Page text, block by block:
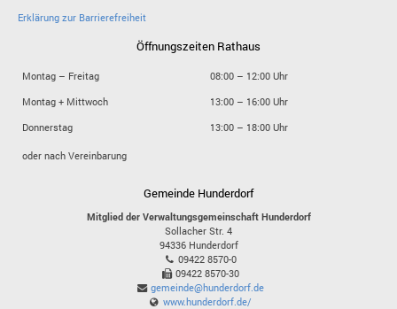
Erklärung zur Barrierefreiheit
Öffnungszeiten Rathaus
Montag – Freitag
08:00 – 12:00 Uhr
Montag + Mittwoch
13:00 – 16:00 Uhr
Donnerstag
13:00 – 18:00 Uhr
oder nach Vereinbarung
Gemeinde Hunderdorf
Mitglied der Verwaltungsgemeinschaft Hunderdorf
Sollacher Str. 4
94336 Hunderdorf
09422 8570-0
09422 8570-30
gemeinde@hunderdorf.de
www.hunderdorf.de/